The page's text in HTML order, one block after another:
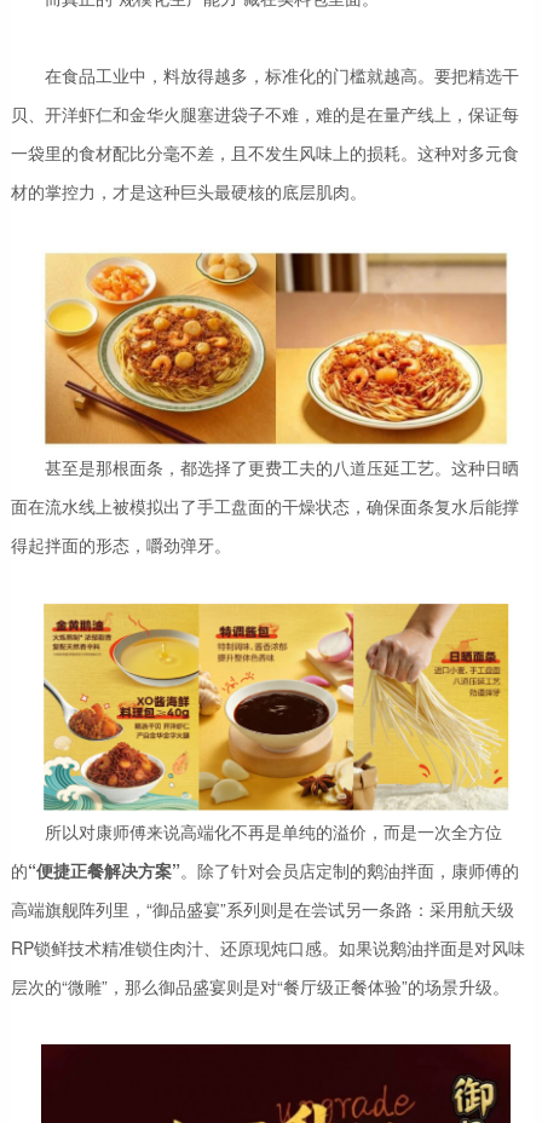
在食品工业中，料放得越多，标准化的门槛就越高。要把精选干
贝、开洋虾仁和金华火腿塞进袋子不难，难的是在量产线上，保证每
一袋里的食材配比分毫不差，且不发生风味上的损耗。这种对多元食
材的掌控力，才是这种巨头最硬核的底层肌肉。
甚至是那根面条，都选择了更费工夫的八道压延工艺。这种日晒
面在流水线上被模拟出了手工盘面的干燥状态，确保面条复水后能撑
得起拌面的形态，嚼劲弹牙。
所以对康师傅来说高端化不再是单纯的溢价，而是一次全方位
的“便捷正餐解决方案”。除了针对会员店定制的鹅油拌面，康师傅的
高端旗舰阵列里，“御品盛宴”系列则是在尝试另一条路：采用航天级
RP锁鲜技术精准锁住肉汁、还原现炖口感。如果说鹅油拌面是对风味
层次的“微雕”，那么御品盛宴则是对“餐厅级正餐体验”的场景升级。